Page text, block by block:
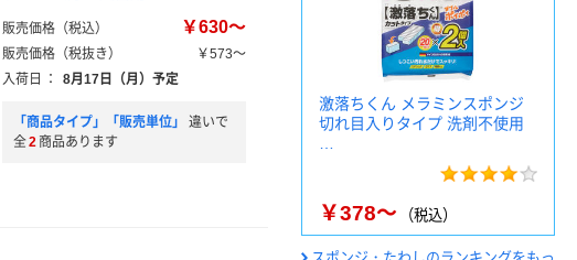
販売価格（税込） ￥630～
販売価格（税抜き）
￥573～
入荷日
： 8月17日（月）予定
「商品タイプ」「販売単位」
違いで
全2 商品あります
激落ちくん メラミンスポンジ
切れ目入りタイプ 洗剤不使用
￥378～ （税込）